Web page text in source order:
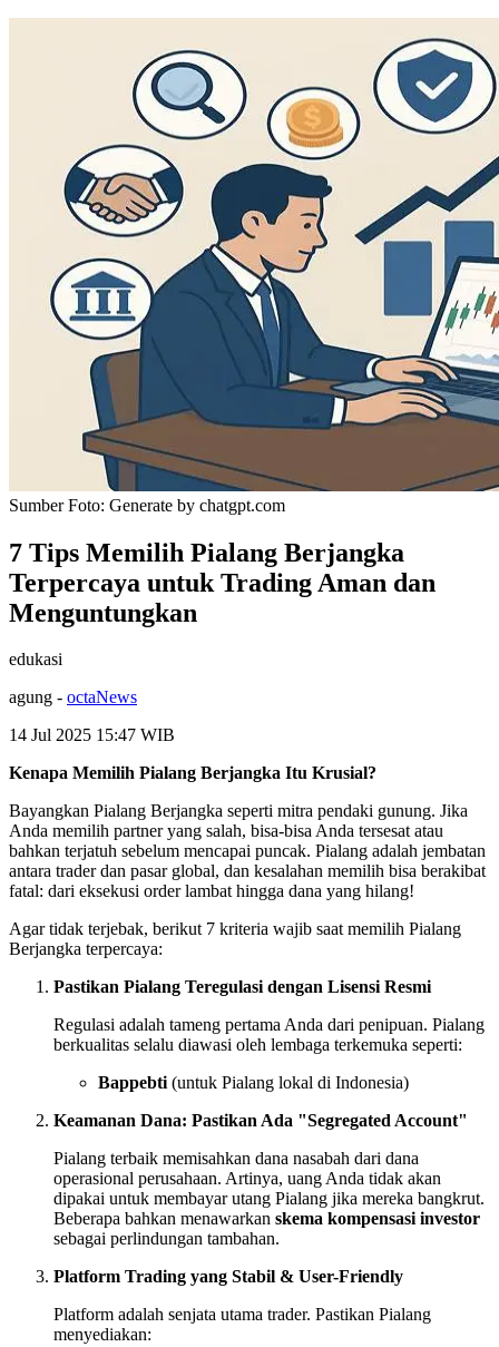
Sumber Foto: Generate by chatgpt.com
7 Tips Memilih Pialang Berjangka
Terpercaya untuk Trading Aman dan
Menguntungkan
edukasi
agung - octaNews
14 Jul 2025 15:47 WIB
Kenapa Memilih Pialang Berjangka Itu Krusial?
Bayangkan Pialang Berjangka seperti mitra pendaki gunung. Jika
Anda memilih partner yang salah, bisa-bisa Anda tersesat atau
bahkan terjatuh sebelum mencapai puncak. Pialang adalah jembatan
antara trader dan pasar global, dan kesalahan memilih bisa berakibat
fatal: dari eksekusi order lambat hingga dana yang hilang!
Agar tidak terjebak, berikut 7 kriteria wajib saat memilih Pialang
Berjangka terpercaya:
Pastikan Pialang Teregulasi dengan Lisensi Resmi
Regulasi adalah tameng pertama Anda dari penipuan. Pialang
berkualitas selalu diawasi oleh lembaga terkemuka seperti:
Bappebti(untuk Pialang lokal di Indonesia)
Keamanan Dana: Pastikan Ada "Segregated Account"
Pialang terbaik memisahkan dana nasabah dari dana
operasional perusahaan. Artinya, uang Anda tidak akan
dipakai untuk membayar utang Pialang jika mereka bangkrut.
Beberapa bahkan menawarkan skema kompensasi investor
sebagai perlindungan tambahan.
Platform Trading yang Stabil & User-Friendly
Platform adalah senjata utama trader. Pastikan Pialang
menyediakan: